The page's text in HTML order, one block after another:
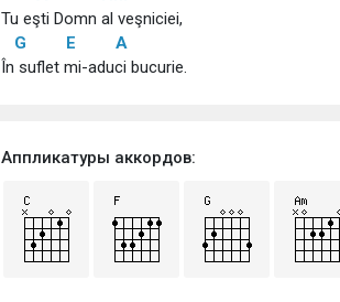
Tu eşti Domn al veşniciei,
G
E
A
În suflet mi-aduci bucurie.
Аппликатуры аккордов: